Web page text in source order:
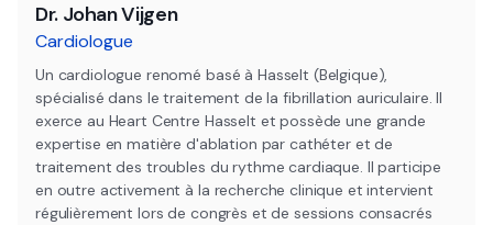
Dr. Johan Vijgen
Cardiologue
Un cardiologue renomé basé à Hasselt (Belgique),
spécialisé dans le traitement de la fibrillation auriculaire. Il
exerce au Heart Centre Hasselt et possède une grande
expertise en matière d'ablation par cathéter et de
traitement des troubles du rythme cardiaque. Il participe
en outre activement à la recherche clinique et intervient
régulièrement lors de congrès et de sessions consacrés